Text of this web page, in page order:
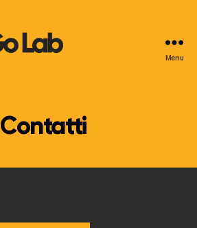
Menu
Contatti